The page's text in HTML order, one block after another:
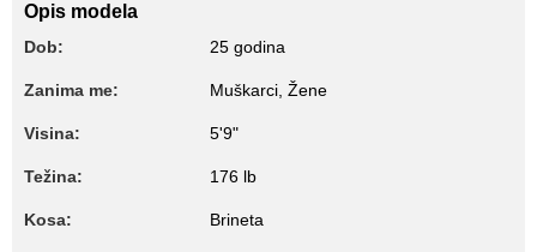
Opis modela
Dob: 25 godina
Zanima me: Muškarci, Žene
Visina: 5'9"
Težina: 176 lb
Kosa: Brineta